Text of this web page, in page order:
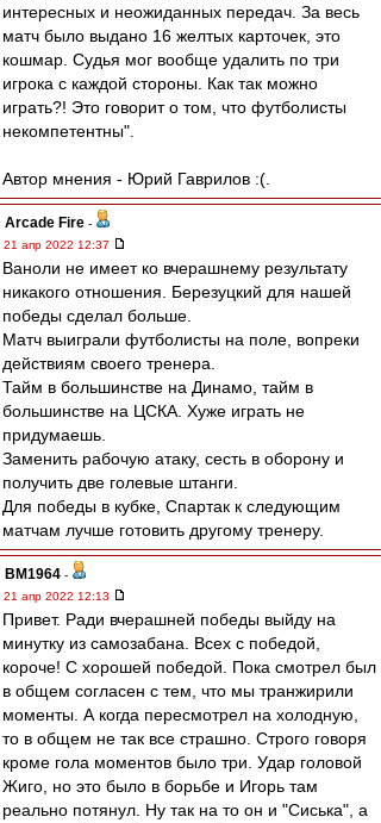
интересных и неожиданных передач. За весь
матч было выдано 16 желтых карточек, это
кошмар. Судья мог вообще удалить по три
игрока с каждой стороны. Как так можно
играть?! Это говорит о том, что футболисты
некомпетентны".
Автор мнения - Юрий Гаврилов :(.
Arcade Fire -
21 апр 2022 12:37
Ваноли не имеет ко вчерашнему результату
никакого отношения. Березуцкий для нашей
победы сделал больше.
Матч выиграли футболисты на поле, вопреки
действиям своего тренера.
Тайм в большинстве на Динамо, тайм в
большинстве на ЦСКА. Хуже играть не
придумаешь.
Заменить рабочую атаку, сесть в оборону и
получить две голевые штанги.
Для победы в кубке, Спартак к следующим
матчам лучше готовить другому тренеру.
BM1964 -
21 апр 2022 12:13
Привет. Ради вчерашней победы выйду на
минутку из самозабана. Всех с победой,
короче! С хорошей победой. Пока смотрел был
в общем согласен с тем, что мы транжирили
моменты. А когда пересмотрел на холодную,
то в общем не так все страшно. Строго говоря
кроме гола моментов было три. Удар головой
Жиго, но это было в борьбе и Игорь там
реально потянул. Ну так на то он и "Сиська", а